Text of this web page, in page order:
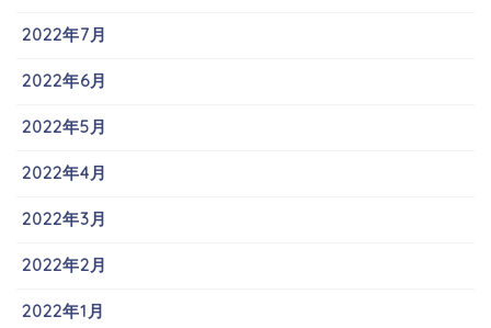
2022年7月
2022年6月
2022年5月
2022年4月
2022年3月
2022年2月
2022年1月